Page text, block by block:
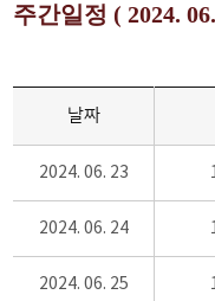
주간일정 ( 2024.
날짜
2024. 06. 23
2024. 06. 24
2024. 06. 25